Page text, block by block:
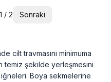
1 / 2 Sonraki
cilt travmasını minimuma
temiz şekilde yerleşmesini
iğneleri. Boya sekmelerine